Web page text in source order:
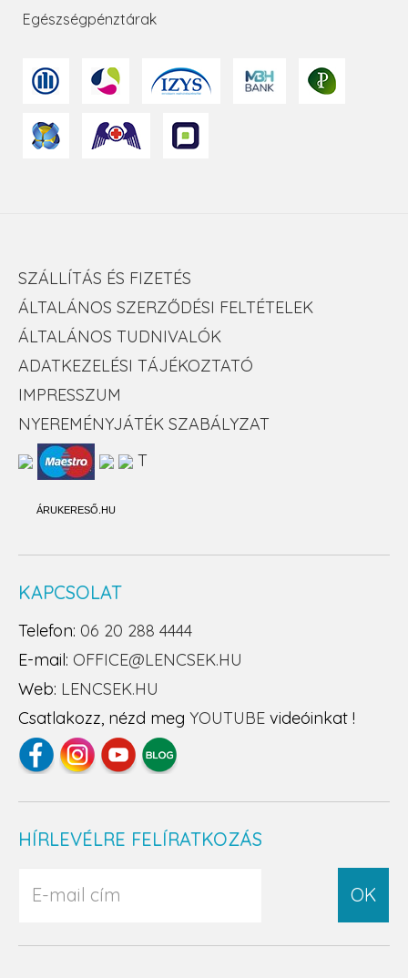
Egészségpénztárak
SZÁLLÍTÁS ÉS FIZETÉS
ÁLTALÁNOS SZERZŐDÉSI FELTÉTELEK
ÁLTALÁNOS TUDNIVALÓK
ADATKEZELÉSI TÁJÉKOZTATÓ
IMPRESSZUM
NYEREMÉNYJÁTÉK SZABÁLYZAT
T
ÁRUKERESŐ.HU
KAPCSOLAT
Telefon: 06 20 288 4444
E-mail: OFFICE@LENCSEK.HU
Web: LENCSEK.HU
Csatlakozz, nézd meg YOUTUBE videóinkat !
HÍRLEVÉLRE FELÍRATKOZÁS
OK